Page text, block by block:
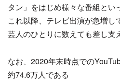
タン」をはじめ様々な番組とい
これ以降、テレビ出演が急増し
芸人のひとりに数えても差し支
なお、2020年末時点での
約74.6万人である